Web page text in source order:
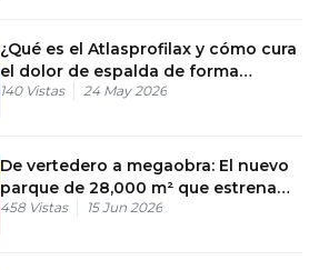
¿Qué es el Atlasprofilax y cómo cura
el dolor de espalda de forma
definitiva?
140 Vistas 24 May 2026
De vertedero a megaobra: El nuevo
parque de 28,000 m² que estrena
Haina
458 Vistas 15 Jun 2026